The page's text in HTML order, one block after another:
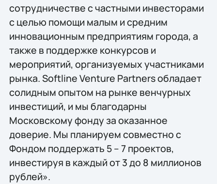
сотрудничестве с частными инвесторами
с целью помощи малым и средним
инновационным предприятиям города, а
также в поддержке конкурсов и
мероприятий, организуемых участниками
рынка. Softline Venture Partners обладает
солидным опытом на рынке венчурных
инвестиций, и мы благодарны
Московскому фонду за оказанное
доверие. Мы планируем совместно с
Фондом поддержать 5 – 7 проектов,
инвестируя в каждый от 3 до 8 миллионов
рублей».